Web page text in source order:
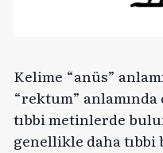
Kelime “anüs”
“rektum”
tıbbi metinlerde
genellikle daha